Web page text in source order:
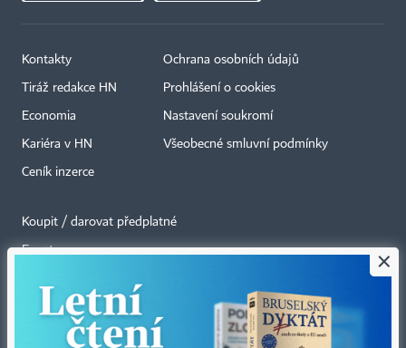
Kontakty
Tiráž redakce HN
Economia
Kariéra v HN
Ceník inzerce
Ochrana osobních údajů
Prohlášení o cookies
Nastavení soukromí
Všeobecné smluvní podmínky
Koupit / darovat předplatné
Eventy
RSS kanály
×